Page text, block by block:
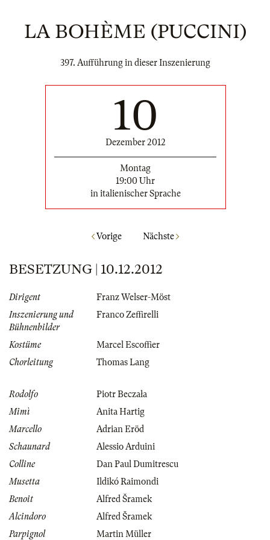
LA BOHÈME (PUCCINI)
397. Aufführung in dieser Inszenierung
10
Dezember 2012
Montag
19:00 Uhr
in italienischer Sprache
Vorige Nächste
BESETZUNG | 10.12.2012
Dirigent
Franz Welser-Möst
Inszenierung und
Bühnenbilder
Franco Zeffirelli
Kostüme
Marcel Escoffier
Chorleitung
Thomas Lang
Rodolfo
Piotr Beczała
Mimì
Anita Hartig
Marcello
Adrian Eröd
Schaunard
Alessio Arduini
Colline
Dan Paul Dumitrescu
Musetta
Ildikó Raimondi
Benoit
Alfred Šramek
Alcindoro
Alfred Šramek
Parpignol
Martin Müller